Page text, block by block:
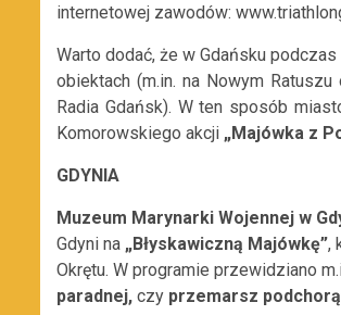
internetowej zawodów:
Warto dodać, że w Gdańsku
obiektach (m.in. na Nowym
Radia Gdańsk). W ten sposób
Komorowskiego akcji „Majówka z
GDYNIA
Muzeum Marynarki Wojennej w
Gdyni na „Błyskawiczną Majówkę”,
Okrętu. W programie przewidziano
paradnej, czy przemarsz